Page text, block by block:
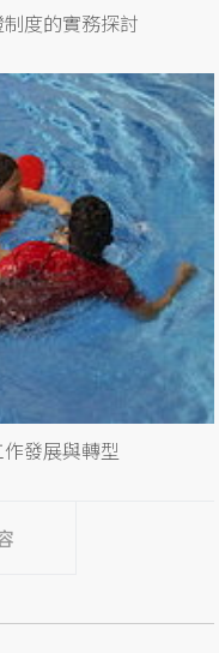
度的實務探討
發展與轉型